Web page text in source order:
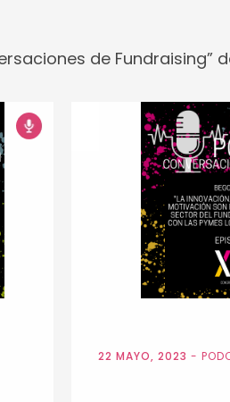
de
22 MAYO, 2023-